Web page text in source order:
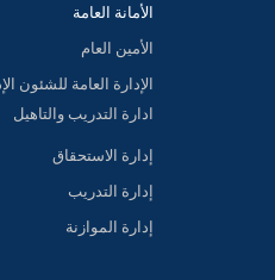
الأمانة العامة
الأمين العام
الإدارة العامة للشئون
ادارة التدريب والتاهيل
إدارة الاستحقاق
إدارة التدريب
إدارة الموازنة